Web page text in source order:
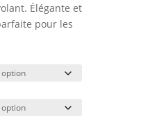
Élégante et
pour les